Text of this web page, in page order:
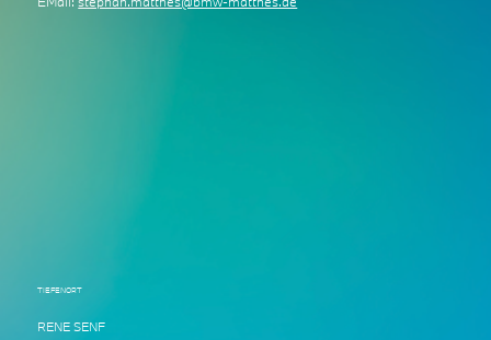
TIEFENORT
RENE SENF